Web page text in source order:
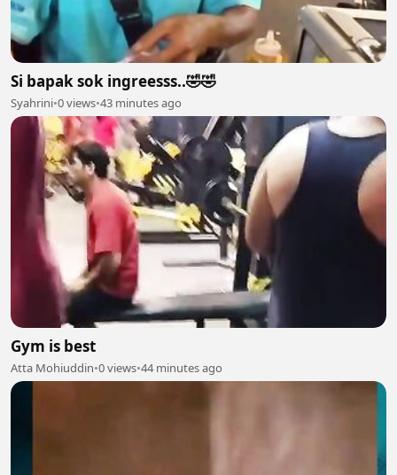
Si bapak sok ingreesss..🤣🤣
Syahrini•0 views•43 minutes ago
Gym is best
Atta Mohiuddin•0 views•44 minutes ago